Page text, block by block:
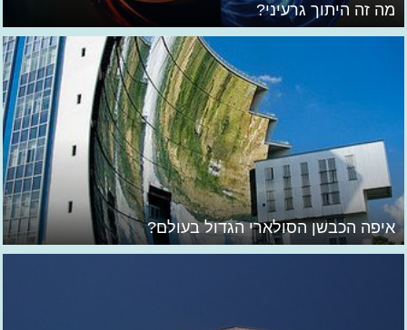
מה זה היתוך גרעיני?
איפה הכבשן הסולארי הגדול בעולם?